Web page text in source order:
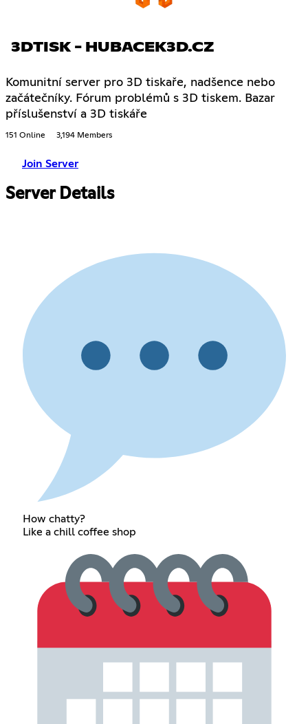
3DTISK - HUBACEK3D.CZ
Komunitní server pro 3D tiskaře, nadšence nebo
začátečníky. Fórum problémů s 3D tiskem. Bazar
příslušenství a 3D tiskáře
151 Online 3,194 Members
Join Server
Server Details
How chatty?
Like a chill coffee shop